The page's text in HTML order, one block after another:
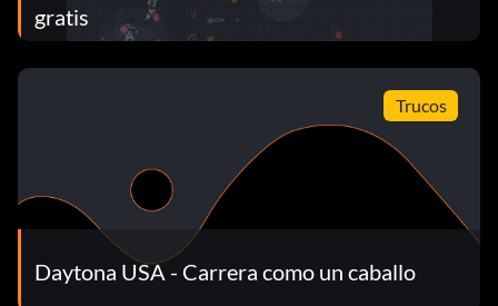
gratis
Trucos
Daytona USA - Carrera como un caballo